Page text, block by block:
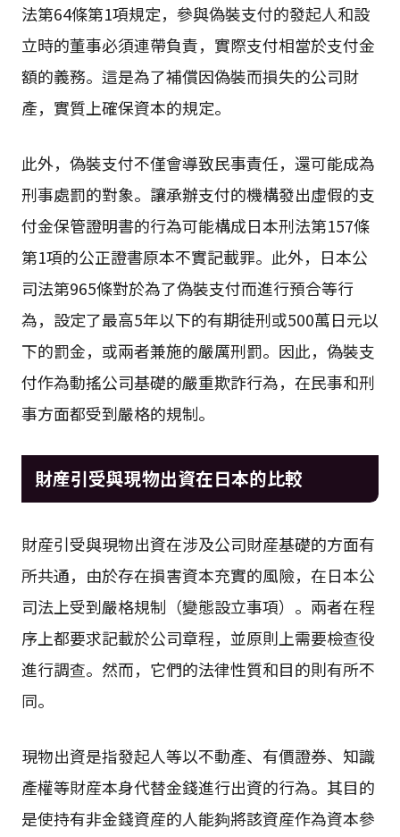
法第64條第1項規定，參與偽裝支付的發起人和設
立時的董事必須連帶負責，實際支付相當於支付金
額的義務。這是為了補償因偽裝而損失的公司財
產，實質上確保資本的規定。
此外，偽裝支付不僅會導致民事責任，還可能成為
刑事處罰的對象。讓承辦支付的機構發出虛假的支
付金保管證明書的行為可能構成日本刑法第157條
第1項的公正證書原本不實記載罪。此外，日本公
司法第965條對於為了偽裝支付而進行預合等行
為，設定了最高5年以下的有期徒刑或500萬日元以
下的罰金，或兩者兼施的嚴厲刑罰。因此，偽裝支
付作為動搖公司基礎的嚴重欺詐行為，在民事和刑
事方面都受到嚴格的規制。
財産引受與現物出資在日本的比較
財産引受與現物出資在涉及公司財産基礎的方面有
所共通，由於存在損害資本充實的風險，在日本公
司法上受到嚴格規制（變態設立事項）。兩者在程
序上都要求記載於公司章程，並原則上需要檢查役
進行調查。然而，它們的法律性質和目的則有所不
同。
現物出資是指發起人等以不動產、有價證券、知識
產權等財産本身代替金錢進行出資的行為。其目的
是使持有非金錢資産的人能夠將該資産作為資本參